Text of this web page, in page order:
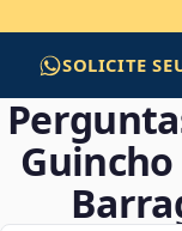
SOLICITE